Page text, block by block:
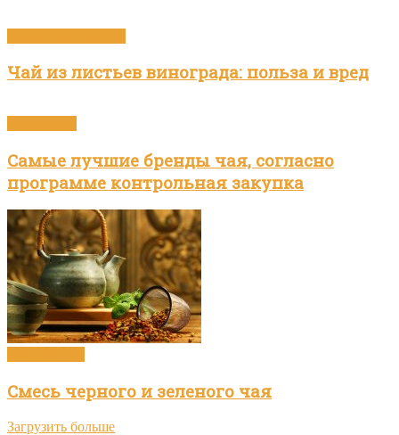
Чай из листьев винограда: польза и вред
Самые лучшие бренды чая, согласно
программе контрольная закупка
Смесь черного и зеленого чая
Загрузить больше